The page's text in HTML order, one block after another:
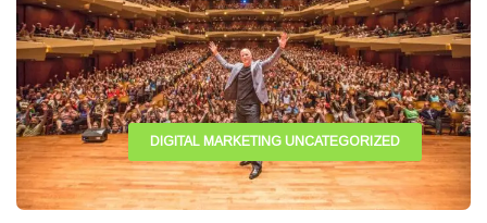
DIGITAL MARKETING UNCATEGORIZED